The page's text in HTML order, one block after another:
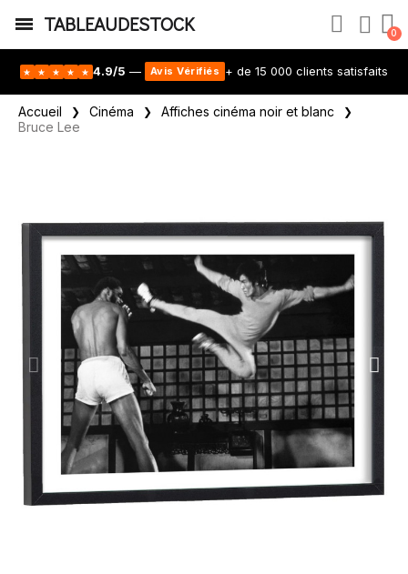
TABLEAUDESTOCK
★ ★ ★ ★ ★ 4.9/5 — Avis Vérifiés + de 15 000 clients satisfaits
Accueil Cinéma
Affiches cinéma noir et blanc
Bruce Lee